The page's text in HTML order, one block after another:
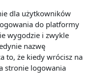
dla użytkowników
do platformy
wygodzie i zwykle
nazwę
to, że kiedy wrócisz na
stronie logowania